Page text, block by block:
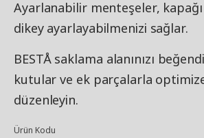
Ayarlanabilir menteşeler,
dikey ayarlayabilmenizi sağlar.
BESTÅ saklama alanınızı
kutular ve ek parçalarla
düzenleyin.
Ürün Kodu